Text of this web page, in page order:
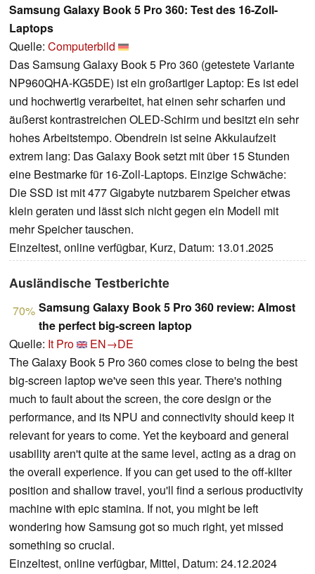
Samsung Galaxy Book 5 Pro 360: Test des 16-Zoll-
Laptops
Quelle: Computerbild
Das Samsung Galaxy Book 5 Pro 360 (getestete Variante
NP960QHA-KG5DE) ist ein großartiger Laptop: Es ist edel
und hochwertig verarbeitet, hat einen sehr scharfen und
äußerst kontrastreichen OLED-Schirm und besitzt ein sehr
hohes Arbeitstempo. Obendrein ist seine Akkulaufzeit
extrem lang: Das Galaxy Book setzt mit über 15 Stunden
eine Bestmarke für 16-Zoll-Laptops. Einzige Schwäche:
Die SSD ist mit 477 Gigabyte nutzbarem Speicher etwas
klein geraten und lässt sich nicht gegen ein Modell mit
mehr Speicher tauschen.
Einzeltest, online verfügbar, Kurz, Datum: 13.01.2025
Ausländische Testberichte
70% Samsung Galaxy Book 5 Pro 360 review: Almost
the perfect big-screen laptop
Quelle: It Pro
EN→DE
The Galaxy Book 5 Pro 360 comes close to being the best
big-screen laptop we've seen this year. There's nothing
much to fault about the screen, the core design or the
performance, and its NPU and connectivity should keep it
relevant for years to come. Yet the keyboard and general
usability aren't quite at the same level, acting as a drag on
the overall experience. If you can get used to the off-kilter
position and shallow travel, you'll find a serious productivity
machine with epic stamina. If not, you might be left
wondering how Samsung got so much right, yet missed
something so crucial.
Einzeltest, online verfügbar, Mittel, Datum: 24.12.2024